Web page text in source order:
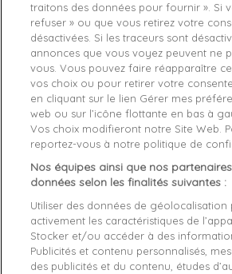
Livraison gratuite *
Retours sous 100 jours
Produit certifié authentique
Caractéristiques
Description Détails du produit
Article: Logo crew neck
Manufacture: Emporio Armani
Product category: T shirt manche courte
traitons des données pour fournir ». Si
refuser » ou que vous retirez votre
désactivées. Si les traceurs sont
annonces que vous voyez peuvent ne
vous. Vous pouvez faire réapparaître
vos choix ou pour retirer votre
en cliquant sur le lien Gérer mes
web ou sur l’icône flottante en bas à
Vos choix modifieront notre Site Web.
reportez-vous à notre politique de
Nos équipes ainsi que nos
données selon les finalités suivantes :
Utiliser des données de géolocalisation
activement les caractéristiques de
Stocker et/ou accéder à des
Publicités et contenu personnalisés,
des publicités et du contenu, études